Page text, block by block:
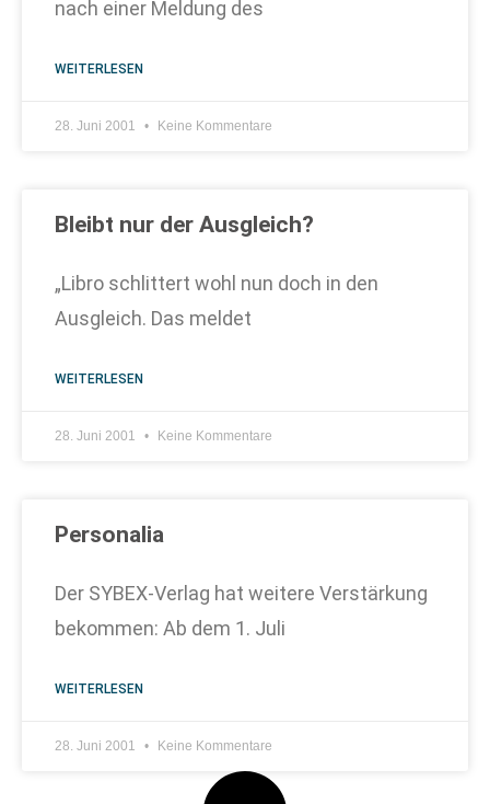
nach einer Meldung des
WEITERLESEN
28. Juni 2001 Keine Kommentare
Bleibt nur der Ausgleich?
„Libro schlittert wohl nun doch in den
Ausgleich. Das meldet
WEITERLESEN
28. Juni 2001 Keine Kommentare
Personalia
Der SYBEX-Verlag hat weitere Verstärkung
bekommen: Ab dem 1. Juli
WEITERLESEN
28. Juni 2001 Keine Kommentare